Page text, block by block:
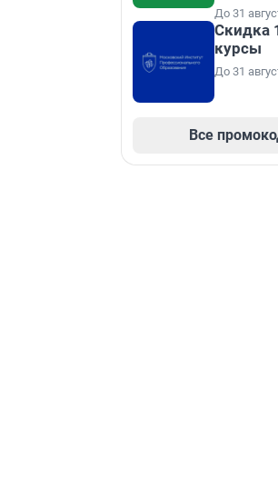
До 31
Скидка
курсы
До 31
Все